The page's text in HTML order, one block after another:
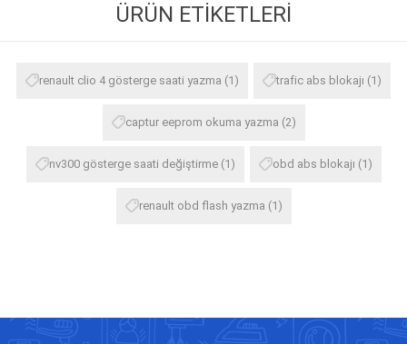
ÜRÜN ETIKETLERI
renault clio 4 gösterge saati yazma (1) trafic abs blokajı (1)
captur eeprom okuma yazma (2)
nv300 gösterge saati değiştirme (1) obd abs blokajı (1)
renault obd flash yazma (1)